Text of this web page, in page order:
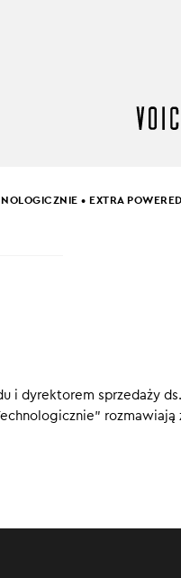
usprawniają
• EXTRA
i dyrektorem sprzedaży
rozmawiają